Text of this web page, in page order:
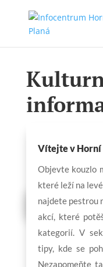
Planá
Kalendář
Vítejte v Horní
Objevte kouzlo
které leží na
najdete pestrou
akcí, které
kategorií. V
tipy, kde se
Nezapomeňte